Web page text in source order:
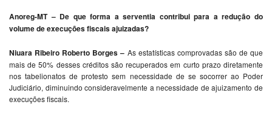
Anoreg-MT – De que forma a serventia contribui para a redução do
volume de execuções fiscais ajuizadas?
Niuara Ribeiro Roberto Borges – As estatísticas comprovadas são de que
mais de 50% desses créditos são recuperados em curto prazo diretamente
nos tabelionatos de protesto sem necessidade de se socorrer ao Poder
Judiciário, diminuindo consideravelmente a necessidade de ajuizamento de
execuções fiscais.